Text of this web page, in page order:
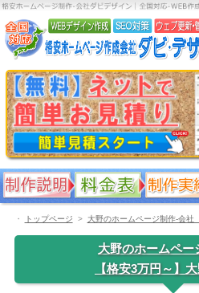
・ トップページ 大野のホームページ制作-会社
大野のホームペー
【格安3万円～】